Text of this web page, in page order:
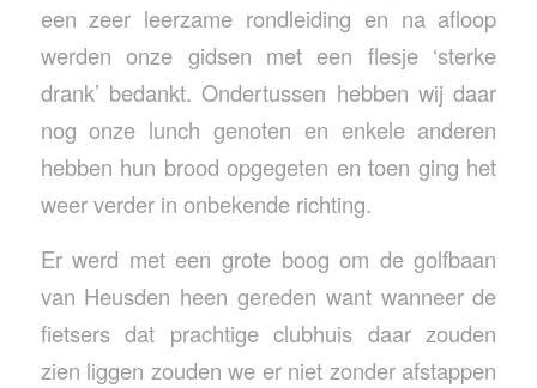
een zeer leerzame rondleiding en na afloop
werden onze gidsen met een flesje ‘sterke
drank’ bedankt. Ondertussen hebben wij daar
nog onze lunch genoten en enkele anderen
hebben hun brood opgegeten en toen ging het
weer verder in onbekende richting.
Er werd met een grote boog om de golfbaan
van Heusden heen gereden want wanneer de
fietsers dat prachtige clubhuis daar zouden
zien liggen zouden we er niet zonder afstappen